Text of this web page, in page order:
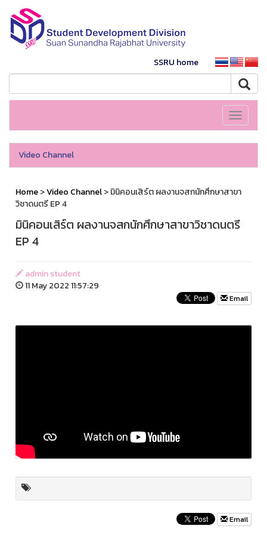
SSRU home
Toggle
Video Channel
Home>Video Channel> มินิคอนเสิร์ต ผลงานจสกนักศึกษาสาขา
วิชาดนตรี EP 4
มินิคอนเสิร์ต ผลงานจสกนักศึกษาสาขาวิชาดนตรี
EP 4
admin student
11 May 2022 11:57:29
Email
Email